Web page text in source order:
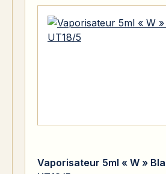
Vaporisateur 5ml « W »